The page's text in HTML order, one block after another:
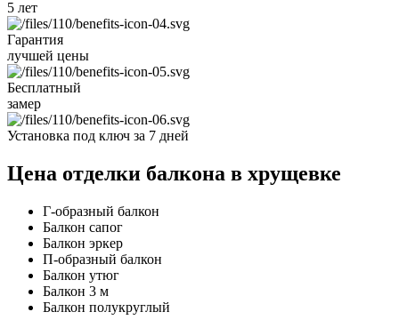
5 лет
Гарантия
лучшей цены
Бесплатный
замер
Установка под ключ за 7 дней
Цена отделки балкона в хрущевке
Г-образный балкон
Балкон сапог
Балкон эркер
П-образный балкон
Балкон утюг
Балкон 3 м
Балкон полукруглый